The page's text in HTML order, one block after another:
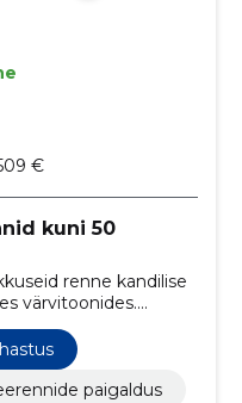
€
kuni 50
renne kandilise
värvitoonides.
paigaldus